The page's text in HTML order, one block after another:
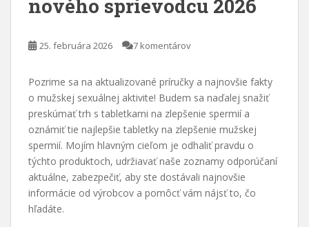
nového sprievodcu 2026
25. februára 2026 7 komentárov
Pozrime sa na aktualizované príručky a najnovšie fakty
o mužskej sexuálnej aktivite! Budem sa naďalej snažiť
preskúmať trh s tabletkami na zlepšenie spermií a
oznámiť tie najlepšie tabletky na zlepšenie mužskej
spermií. Mojím hlavným cieľom je odhaliť pravdu o
týchto produktoch, udržiavať naše zoznamy odporúčaní
aktuálne, zabezpečiť, aby ste dostávali najnovšie
informácie od výrobcov a pomôcť vám nájsť to, čo
hľadáte.